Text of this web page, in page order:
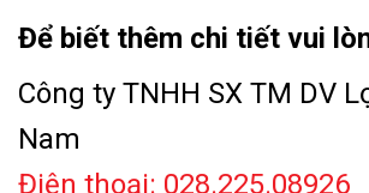
Để biết thêm chi tiết vui
Công ty TNHH SX TM DV
Nam
Điện thoại: